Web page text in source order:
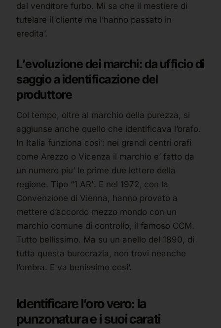
dal venditore furbo. Mi sa che il mestiere di
tutelare il cliente me l’hanno passato in
eredita’.
L’evoluzione dei marchi: da ufficio di
saggio a identificazione del
produttore
Col tempo, oltre al marchio della purezza, si
aggiunse anche quello che identificava l’orafo.
In Italia funziona cosi’: nei grandi centri orafi
come Arezzo o Vicenza il marchio e’ fatto da
un numero piu’ le prime due lettere della
regione. Tipo “1 AR”. E nel 1972, con la
Convenzione di Vienna, hanno provato a
mettere d’accordo mezzo mondo con un
marchio comune di controllo, il famoso CCM.
Tutto bellissimo. Ma su un anello del 1890, di
tutta questa burocrazia, non trovi neanche
l’ombra. E va benissimo cosi’.
Identificare l’oro vero: la
punzonatura e i suoi carati